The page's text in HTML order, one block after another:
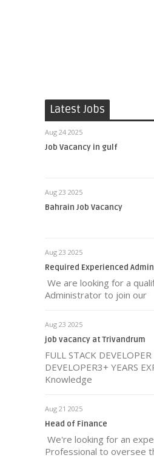
Latest Jobs
Aug 24 2025
Job Vacancy in gulf
Aug 23 2025
Bahrain Job Vacancy
Aug 23 2025
Required Experienced
We are looking for a
Administrator to join our
Aug 23 2025
job vacancy at Trivandrum
FULL STACK
DEVELOPER3+ YEARS
Knowledge
Aug 21 2025
Head of Finance
We're looking for an
Professional to oversee